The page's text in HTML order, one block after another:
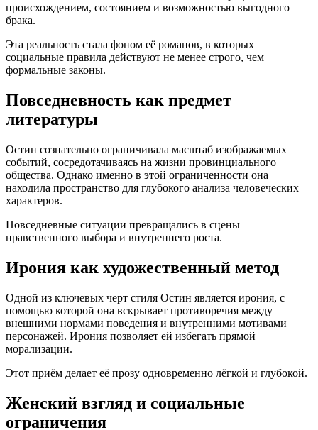
происхождением, состоянием и возможностью выгодного
брака.
Эта реальность стала фоном её романов, в которых
социальные правила действуют не менее строго, чем
формальные законы.
Повседневность как предмет
литературы
Остин сознательно ограничивала масштаб изображаемых
событий, сосредотачиваясь на жизни провинциального
общества. Однако именно в этой ограниченности она
находила пространство для глубокого анализа человеческих
характеров.
Повседневные ситуации превращались в сцены
нравственного выбора и внутреннего роста.
Ирония как художественный метод
Одной из ключевых черт стиля Остин является ирония, с
помощью которой она вскрывает противоречия между
внешними нормами поведения и внутренними мотивами
персонажей. Ирония позволяет ей избегать прямой
морализации.
Этот приём делает её прозу одновременно лёгкой и глубокой.
Женский взгляд и социальные
ограничения